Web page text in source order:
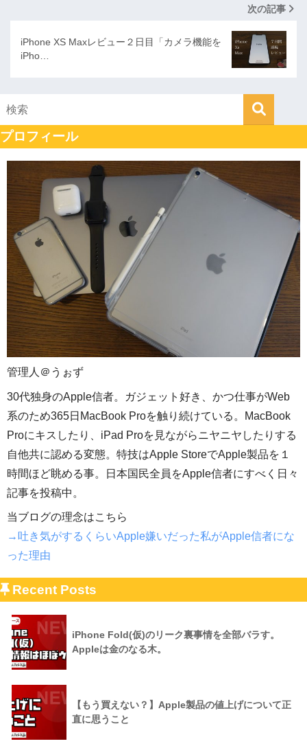
次の記事
iPhone XS Maxレビュー２日目「カメラ機能を
iPho…
プロフィール
管理人＠うぉず
30代独身のApple信者。ガジェット好き、かつ仕事がWeb
系のため365日MacBook Proを触り続けている。MacBook
Proにキスしたり、iPad Proを見ながらニヤニヤしたりする
自他共に認める変態。特技はApple StoreでApple製品を１
時間ほど眺める事。日本国民全員をApple信者にすべく日々
記事を投稿中。
当ブログの理念はこちら
→吐き気がするくらいApple嫌いだった私がApple信者にな
った理由
Recent Posts
iPhone Fold(仮)のリーク裏事情を全部バラす。
Appleは金のなる木。
【もう買えない？】Apple製品の値上げについて正
直に思うこと